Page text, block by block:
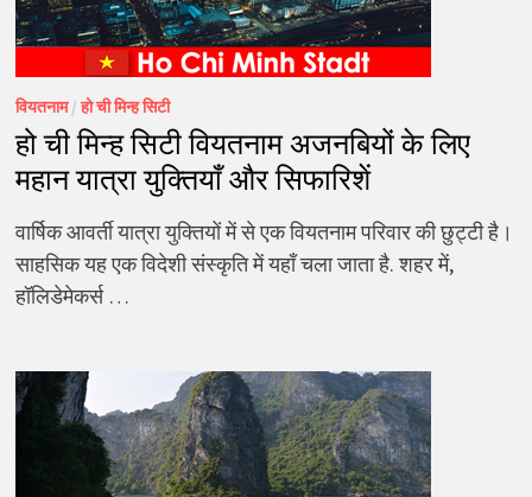
वियतनाम/हो ची मिन्ह सिटी
हो ची मिन्ह सिटी वियतनाम अजनबियों के लिए
महान यात्रा युक्तियाँ और सिफारिशें
वार्षिक आवर्ती यात्रा युक्तियों में से एक वियतनाम परिवार की छुट्टी है।
साहसिक यह एक विदेशी संस्कृति में यहाँ चला जाता है. शहर में,
हॉलिडेमेकर्स …